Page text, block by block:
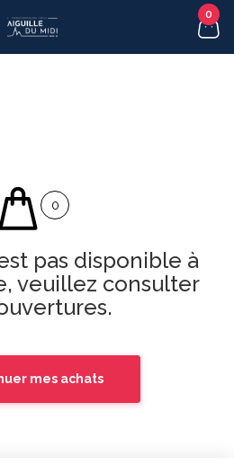
0
pas disponible à
veuillez consulter
mes achats